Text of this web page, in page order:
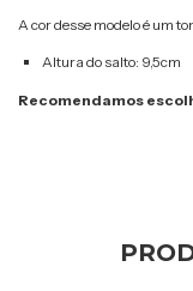
A cor desse modelo é um
Altura do salto: 9,5cm
Recomendamos